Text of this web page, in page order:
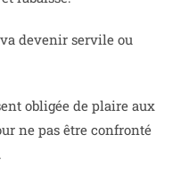
devenir servile ou
obligée de plaire aux
ne pas être confronté